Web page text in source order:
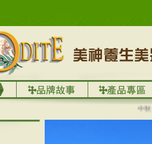
中秋優
分亞太
處無管
作地點
使用
務喔～
點，請
24小